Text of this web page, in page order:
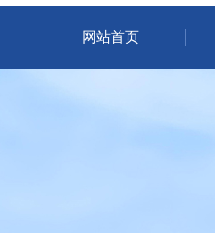
网站首页